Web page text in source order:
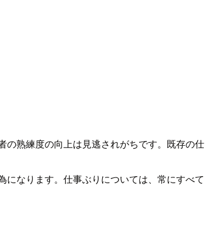
の熟練度の向上は見逃されがちです。既存の仕
なります。仕事ぶりについては、常にすべて